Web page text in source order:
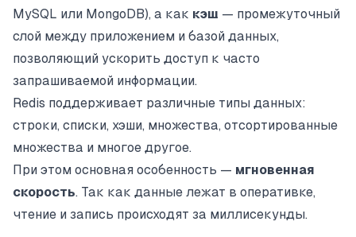
MySQL или MongoDB), а как кэш — промежуточный
слой между приложением и базой данных,
позволяющий ускорить доступ к часто
запрашиваемой информации.
Redis поддерживает различные типы данных:
строки, списки, хэши, множества, отсортированные
множества и многое другое.
При этом основная особенность — мгновенная
скорость. Так как данные лежат в оперативке,
чтение и запись происходят за миллисекунды.